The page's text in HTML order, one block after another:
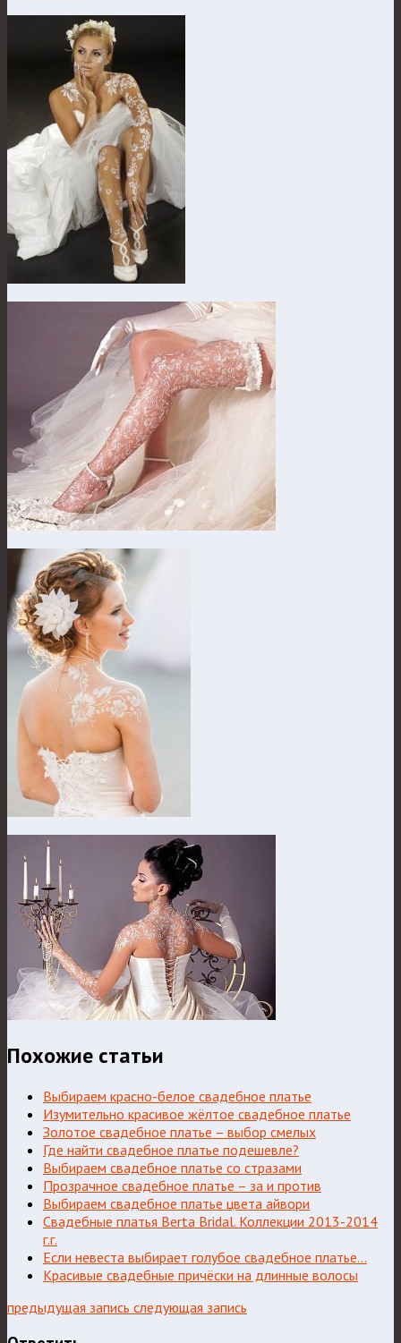
Похожие статьи
Выбираем красно-белое свадебное платье
Изумительно красивое жёлтое свадебное платье
Золотое свадебное платье – выбор смелых
Где найти свадебное платье подешевле?
Выбираем свадебное платье со стразами
Прозрачное свадебное платье – за и против
Выбираем свадебное платье цвета айвори
Свадебные платья Berta Bridal. Коллекции 2013-2014
г.г.
Если невеста выбирает голубое свадебное платье…
Красивые свадебные причёски на длинные волосы
предыдущая запись следующая запись